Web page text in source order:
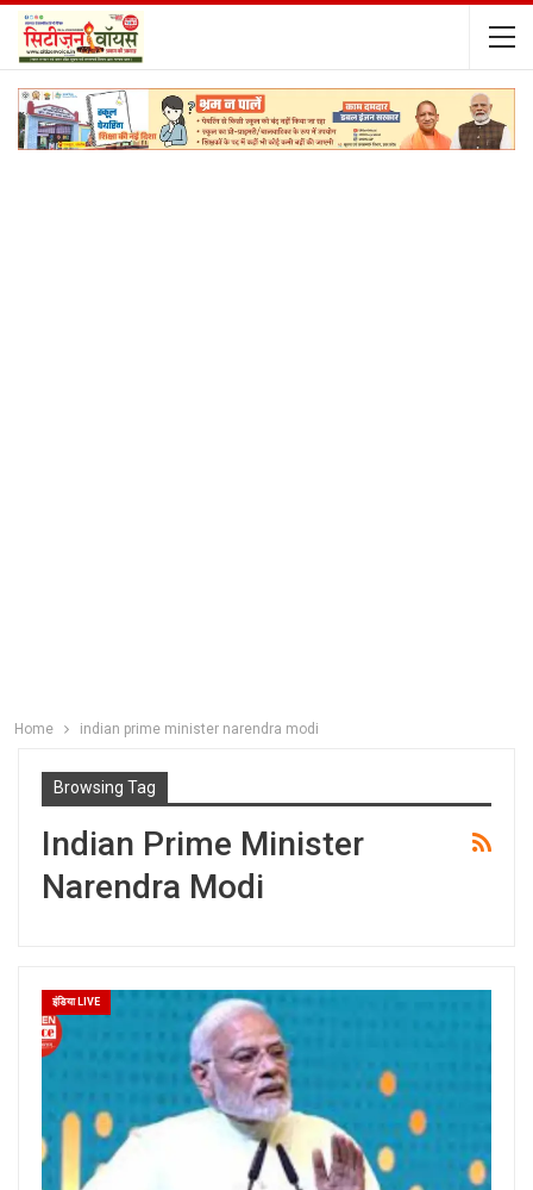
Home indian prime minister narendra modi
Browsing Tag
Indian Prime Minister
Narendra Modi
इंडिया LIVE